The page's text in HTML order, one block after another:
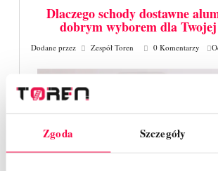
Zgoda Szczegóły
Dlaczego schody dostawne
dobrym wyborem dla
Dodane przez Zespół Toren 0 Komentarzy